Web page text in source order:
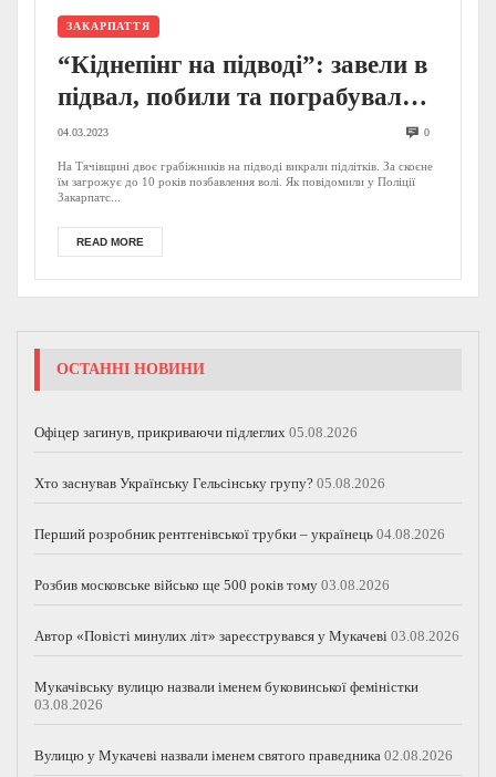
ЗАКАРПАТТЯ
“Кіднепінг на підводі”: завели в
підвал, побили та пограбували –
у поліції повідомили деталі
викрадення підлітків на
Закарпатті (ФОТО)
04.03.2023 0
На Тячівщині двоє грабіжників на підводі викрали підлітків. За скоєне
їм загрожує до 10 років позбавлення волі. Як повідомили у Поліції
Закарпатс...
READ MORE
ОСТАННІ НОВИНИ
Офіцер загинув, прикриваючи підлеглих 05.08.2026
Хто заснував Українську Гельсінську групу? 05.08.2026
Перший розробник рентгенівської трубки – українець 04.08.2026
Розбив московське військо ще 500 років тому 03.08.2026
Автор «Повісті минулих літ» зареєструвався у Мукачеві 03.08.2026
Мукачівську вулицю назвали іменем буковинської феміністки
03.08.2026
Вулицю у Мукачеві назвали іменем святого праведника 02.08.2026